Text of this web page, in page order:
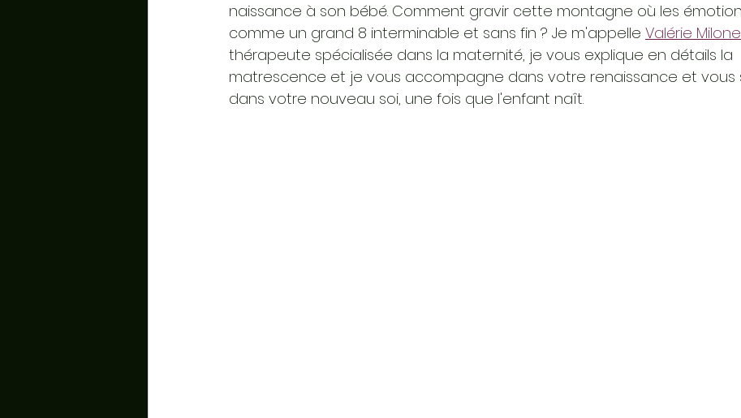
naissance à son bébé. Comment gravir cette montagne où les
comme un grand 8 interminable et sans fin ? Je m'appelle Valérie Milone
thérapeute spécialisée dans la maternité, je vous explique en détails la
matrescence et je vous accompagne dans votre renaissance et vous
dans votre nouveau soi, une fois que l'enfant naît.